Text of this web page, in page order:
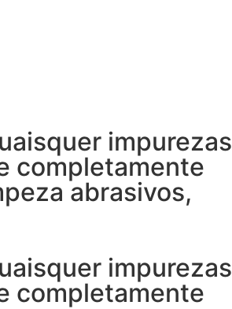
impurezas
completamente
abrasivos,
impurezas
completamente